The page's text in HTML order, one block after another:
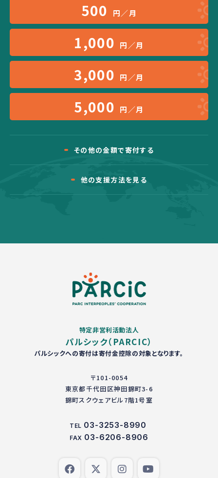
500 円／月
1,000 円／月
3,000 円／月
5,000 円／月
その他の金額で寄付する
他の支援方法を見る
特定非営利活動法人
パルシック（PARCIC）
パルシックへの寄付は寄付金控除の対象となります。
〒101-0054
東京都千代田区神田錦町3-6
錦町スクウェアビル7階1号室
TEL 03-3253-8990
FAX 03-6206-8906